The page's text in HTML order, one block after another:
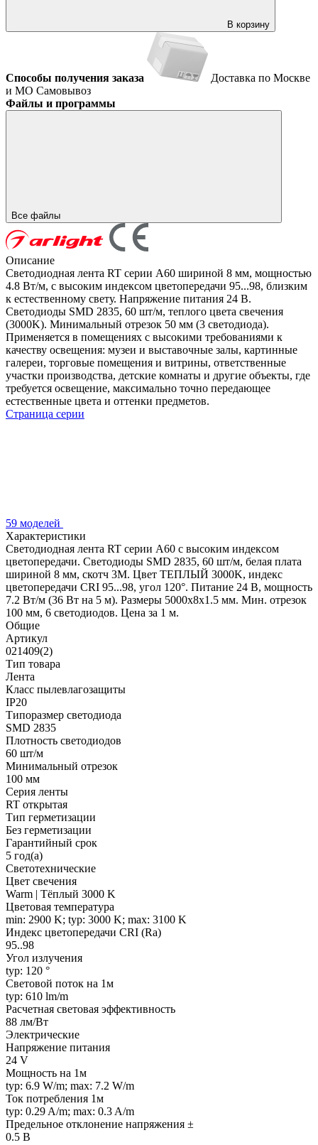
В корзину
Способы получения заказа
Доставка по Москве
и МО Самовывоз
Файлы и программы
Все файлы
Описание
Светодиодная лента RT серии A60 шириной 8 мм, мощностью
4.8 Вт/м, с высоким индексом цветопередачи 95...98, близким
к естественному свету. Напряжение питания 24 В.
Светодиоды SMD 2835, 60 шт/м, теплого цвета свечения
(3000K). Минимальный отрезок 50 мм (3 светодиода).
Применяется в помещениях с высокими требованиями к
качеству освещения: музеи и выставочные залы, картинные
галереи, торговые помещения и витрины, ответственные
участки производства, детские комнаты и другие объекты, где
требуется освещение, максимально точно передающее
естественные цвета и оттенки предметов.
Страница серии
59 моделей
Характеристики
Светодиодная лента RT серии A60 с высоким индексом
цветопередачи. Светодиоды SMD 2835, 60 шт/м, белая плата
шириной 8 мм, скотч 3М. Цвет ТЕПЛЫЙ 3000K, индекс
цветопередачи CRI 95...98, угол 120°. Питание 24 В, мощность
7.2 Вт/м (36 Вт на 5 м). Размеры 5000х8х1.5 мм. Мин. отрезок
100 мм, 6 светодиодов. Цена за 1 м.
Общие
Артикул
021409(2)
Тип товара
Лента
Класс пылевлагозащиты
IP20
Типоразмер светодиода
SMD 2835
Плотность светодиодов
60 шт/м
Минимальный отрезок
100 мм
Серия ленты
RT открытая
Тип герметизации
Без герметизации
Гарантийный срок
5 год(а)
Светотехнические
Цвет свечения
Warm | Тёплый 3000 K
Цветовая температура
min: 2900 K; typ: 3000 K; max: 3100 K
Индекс цветопередачи CRI (Ra)
95..98
Угол излучения
typ: 120 °
Световой поток на 1м
typ: 610 lm/m
Расчетная световая эффективность
88 лм/Вт
Электрические
Напряжение питания
24 V
Мощность на 1м
typ: 6.9 W/m; max: 7.2 W/m
Ток потребления 1м
typ: 0.29 A/m; max: 0.3 A/m
Предельное отклонение напряжения ±
0.5 В